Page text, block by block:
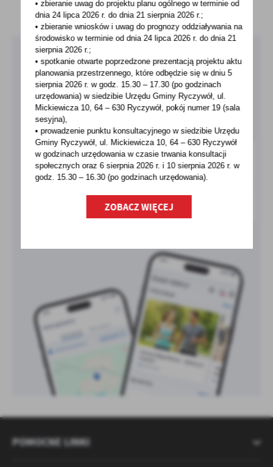
POPRZEDNIA NASTĘPNA
Pobierz bezpłatną aplikację
MieszkaniecINFO!
O APLIKACJI
POMOCNE LINKI
• zbieranie uwag do projektu planu ogólnego w terminie od
dnia 24 lipca 2026 r. do dnia 21 sierpnia 2026 r.;
• zbieranie wniosków i uwag do prognozy oddziaływania na
środowisko w terminie od dnia 24 lipca 2026 r. do dnia 21
sierpnia 2026 r.;
• spotkanie otwarte poprzedzone prezentacją projektu aktu
planowania przestrzennego, które odbędzie się w dniu 5
sierpnia 2026 r.w godz. 15.30 – 17.30 (po godzinach
urzędowania) w siedzibie Urzędu Gminy Ryczywół, ul.
Mickiewicza 10, 64 – 630 Ryczywół, pokójnumer 19 (sala
sesyjna),
• prowadzenie punktu konsultacyjnego w siedzibie Urzędu
Gminy Ryczywół, ul. Mickiewicza 10, 64 – 630 Ryczywół
w godzinachurzędowania w czasie trwania konsultacji
społecznych oraz 6 sierpnia 2026 r. i 10 sierpnia 2026 r. w
godz. 15.30 – 16.30 (po godzinachurzędowania).
ZOBACZ WIĘCEJ